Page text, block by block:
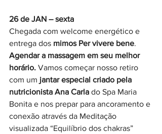
26 de JAN – sexta
Chegada com welcome energético e
entrega dos mimos Per vivere bene.
Agendar a massagem em seu melhor
horário. Vamos começar nosso retiro
com um jantar especial criado pela
nutricionista Ana Carla do Spa Maria
Bonita e nos prepar para ancoramento e
conexão através da Meditação
visualizada “Equilíbrio dos chakras”